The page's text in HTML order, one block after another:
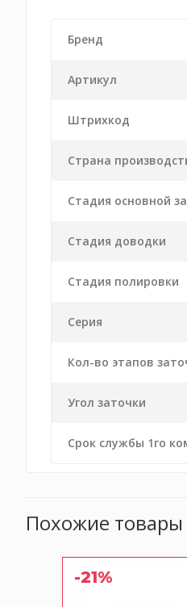
Бренд
Артикул
Штрихкод
Страна
Стадия основной
Стадия доводки
Стадия полировки
Серия
Кол-во этапов
Угол заточки
Срок службы 1го
Похожие товары
-21%